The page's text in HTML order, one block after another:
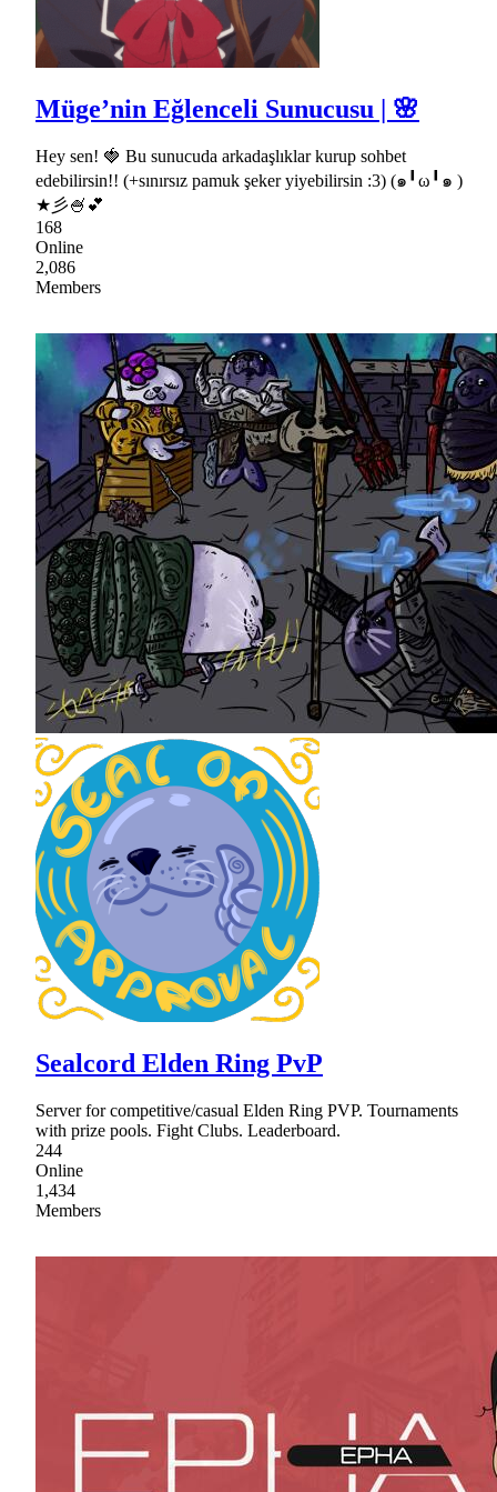
Müge’nin Eğlenceli Sunucusu | 🌸
Hey sen! 🍓 Bu sunucuda arkadaşlıklar kurup sohbet
edebilirsin!! (+sınırsız pamuk şeker yiyebilirsin :3) (๑╹ω╹๑ )
★彡🍧💕
168
Online
2,086
Members
Sealcord Elden Ring PvP
Server for competitive/casual Elden Ring PVP. Tournaments
with prize pools. Fight Clubs. Leaderboard.
244
Online
1,434
Members